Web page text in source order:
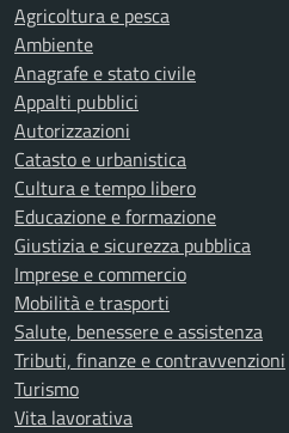
Agricoltura e pesca
Ambiente
Anagrafe e stato civile
Appalti pubblici
Autorizzazioni
Catasto e urbanistica
Cultura e tempo libero
Educazione e formazione
Giustizia e sicurezza pubblica
Imprese e commercio
Mobilità e trasporti
Salute, benessere e assistenza
Tributi, finanze e contravvenzioni
Turismo
Vita lavorativa